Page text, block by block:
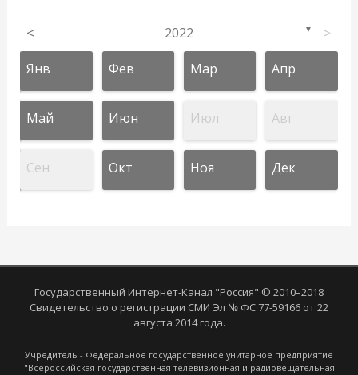
< 2022 ▼ >
Янв Фев Мар Апр
Май Июн Июл Авг
Сен Окт Ноя Дек
Государственный Интернет-Канал "Россия" © 2010–2018
Свидетельство о регистрации СМИ Эл № ФС 77-59166 от 22
августа 2014 года.
Учредитель - Федеральное государственное унитарное предприятие
"Всероссийская государственная телевизионная и радиовещательная